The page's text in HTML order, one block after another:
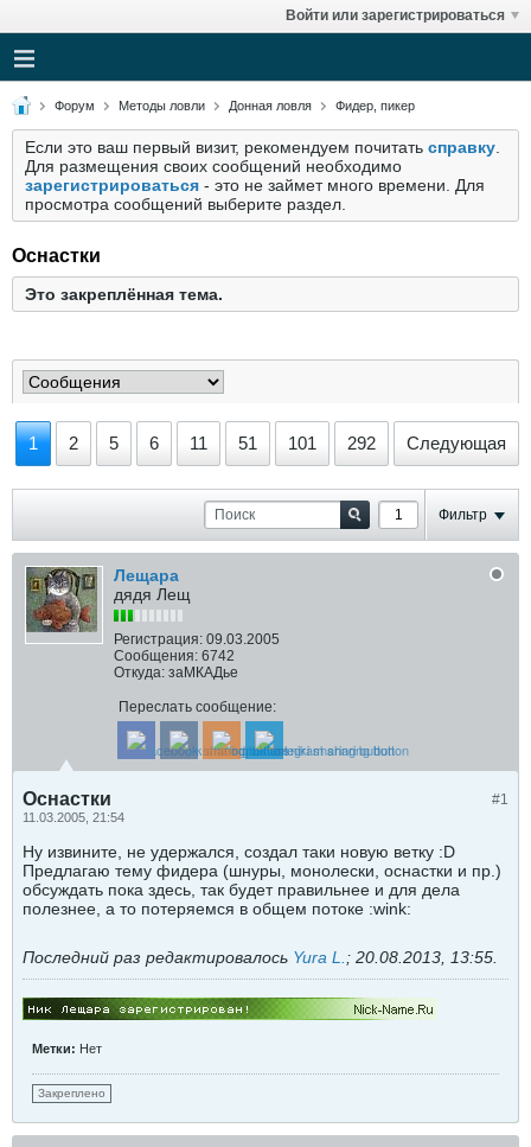
Войти или зарегистрироваться
Форум Методы ловли Донная ловля Фидер, пикер
Если это ваш первый визит, рекомендуем почитать справку
Для размещения своих сообщений необходимо
зарегистрироваться - это не займет много времени. Для
просмотра сообщений выберите раздел.
Оснастки
Это закреплённая тема.
1 2 5 6 11 51 101 292 Следующая
Фильтр
Лещара
дядя Лещ
Регистрация: 09.03.2005
Сообщения: 6742
Откуда: заМКАДье
Переслать сообщение:
#1
Оснастки
11.03.2005, 21:54
Ну извините, не удержался, создал таки новую ветку :D
Предлагаю тему фидера (шнуры, монолески, оснастки и пр.)
обсуждать пока здесь, так будет правильнее и для дела
полезнее, а то потеряемся в общем потоке :wink:
Последний раз редактировалось Yura L. ; 20.08.2013, 13:55
Метки: Нет
Закреплено